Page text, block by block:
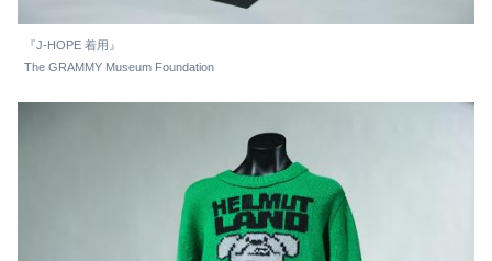
『J-HOPE 着用』
The GRAMMY Museum Foundation